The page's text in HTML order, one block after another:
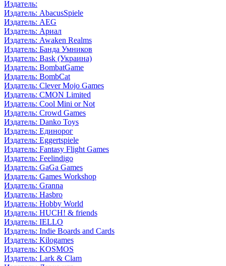
Издатель:
Издатель: AbacusSpiele
Издатель: AEG
Издатель: Ариал
Издатель: Awaken Realms
Издатель: Банда Умников
Издатель: Bask (Украина)
Издатель: BombatGame
Издатель: BombCat
Издатель: Clever Mojo Games
Издатель: CMON Limited
Издатель: Cool Mini or Not
Издатель: Crowd Games
Издатель: Danko Toys
Издатель: Единорог
Издатель: Eggertspiele
Издатель: Fantasy Flight Games
Издатель: Feelindigo
Издатель: GaGa Games
Издатель: Games Workshop
Издатель: Granna
Издатель: Hasbro
Издатель: Hobby World
Издатель: HUCH! & friends
Издатель: IELLO
Издатель: Indie Boards and Cards
Издатель: Kilogames
Издатель: KOSMOS
Издатель: Lark & Clam